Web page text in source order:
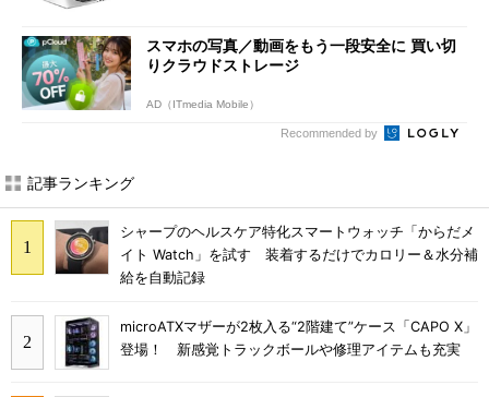
スマホの写真／動画をもう一段安全に 買い切
りクラウドストレージ
AD（ITmedia Mobile）
Recommended by
記事ランキング
シャープのヘルスケア特化スマートウォッチ「からだメ
イト Watch」を試す 装着するだけでカロリー＆水分補
給を自動記録
microATXマザーが2枚入る“2階建て”ケース「CAPO X」
登場！ 新感覚トラックボールや修理アイテムも充実